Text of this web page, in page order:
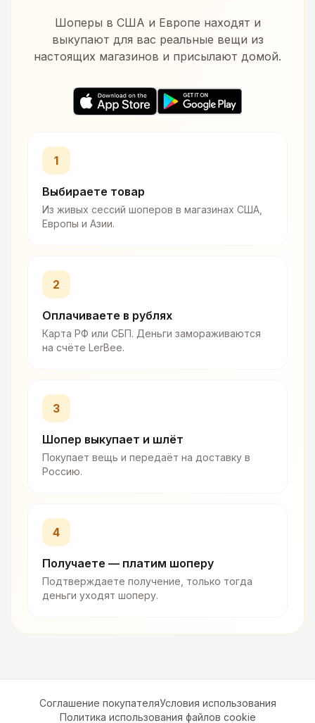
Шоперы в США и Европе находят и
выкупают для вас реальные вещи из
настоящих магазинов и присылают домой.
1
Выбираете товар
Из живых сессий шоперов в магазинах США,
Европы и Азии.
2
Оплачиваете в рублях
Карта РФ или СБП. Деньги замораживаются
на счёте LerBee.
3
Шопер выкупает и шлёт
Покупает вещь и передаёт на доставку в
Россию.
4
Получаете — платим шоперу
Подтверждаете получение, только тогда
деньги уходят шоперу.
Соглашение покупателяУсловия использования
Политика использования файлов cookie